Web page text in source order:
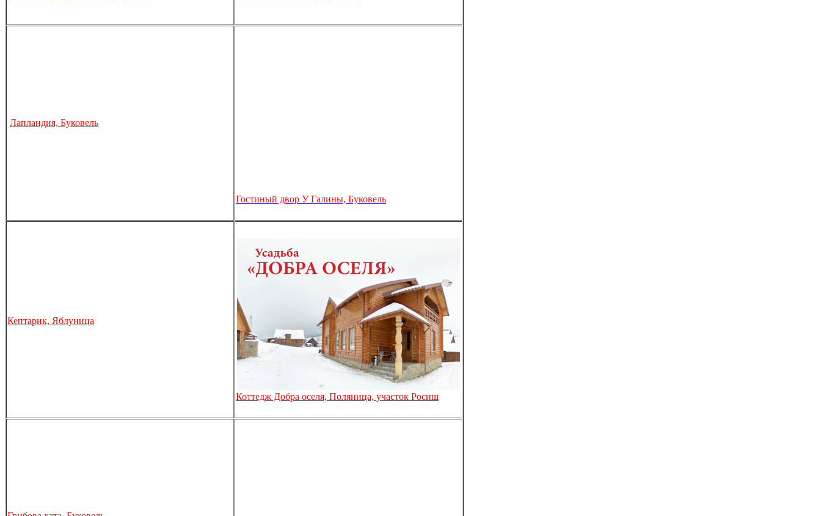
Лапландия, Буковель
Гостиный двор У Галины, Буковель
Кептарик, Яблуница
Коттедж Добра оселя, Поляница, участок Росиш